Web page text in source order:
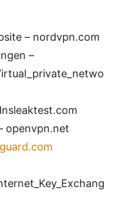
– nordvpn.com
–
openvpn.net